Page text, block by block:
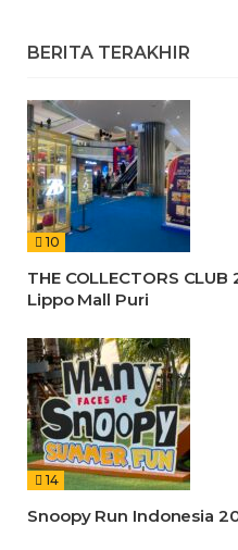
BERITA TERAKHIR
10
THE COLLECTORS
Lippo Mall Puri
14
Snoopy Run Indonesia